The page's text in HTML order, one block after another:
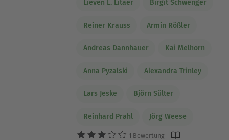
Lieven L. Litaer Birgit Schwenger
Reiner Krauss Armin Rößler
Andreas Dannhauer Kai Melhorn
Anna Pyzalski Alexandra Trinley
Lars Jeske Björn Sülter
Reinhard Prahl Jörg Weese
1 Bewertung